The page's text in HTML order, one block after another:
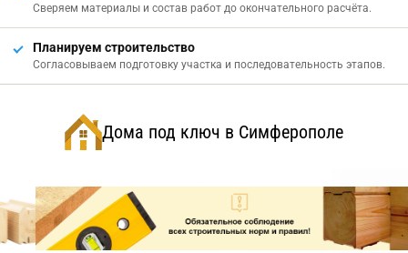
Сверяем материалы и состав работ до окончательного расчёта.
Планируем строительство
Согласовываем подготовку участка и последовательность этапов.
Дома под ключ в Симферополе